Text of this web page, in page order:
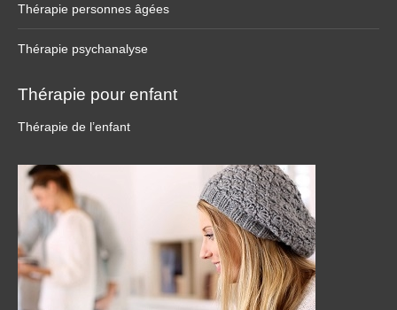
Thérapie personnes âgées
Thérapie psychanalyse
Thérapie pour enfant
Thérapie de l’enfant